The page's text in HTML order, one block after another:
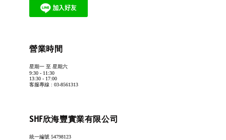
營業時間
星期一 至 星期六
9:30 - 11:30
13:30 - 17:00
客服專線 : 03-8561313
SHF欣海豐實業有限公司
統一編號 54798123